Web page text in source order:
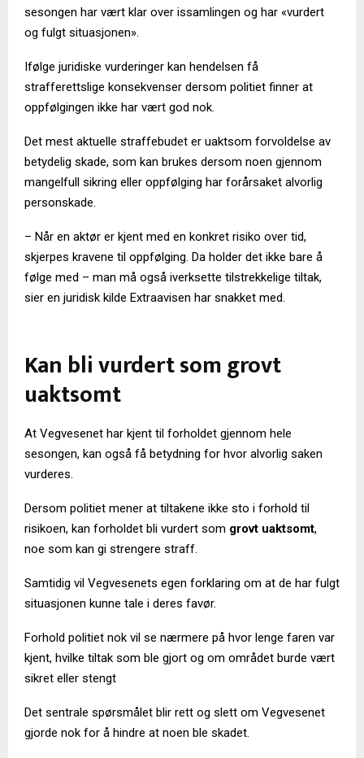
sesongen har vært klar over issamlingen og har «vurdert
og fulgt situasjonen».
Ifølge juridiske vurderinger kan hendelsen få
strafferettslige konsekvenser dersom politiet finner at
oppfølgingen ikke har vært god nok.
Det mest aktuelle straffebudet er uaktsom forvoldelse av
betydelig skade, som kan brukes dersom noen gjennom
mangelfull sikring eller oppfølging har forårsaket alvorlig
personskade.
– Når en aktør er kjent med en konkret risiko over tid,
skjerpes kravene til oppfølging. Da holder det ikke bare å
følge med – man må også iverksette tilstrekkelige tiltak,
sier en juridisk kilde Extraavisen har snakket med.
Kan bli vurdert som grovt
uaktsomt
At Vegvesenet har kjent til forholdet gjennom hele
sesongen, kan også få betydning for hvor alvorlig saken
vurderes.
Dersom politiet mener at tiltakene ikke sto i forhold til
risikoen, kan forholdet bli vurdert som grovt uaktsomt,
noe som kan gi strengere straff.
Samtidig vil Vegvesenets egen forklaring om at de har fulgt
situasjonen kunne tale i deres favør.
Forhold politiet nok vil se nærmere på hvor lenge faren var
kjent, hvilke tiltak som ble gjort og om området burde vært
sikret eller stengt
Det sentrale spørsmålet blir rett og slett om Vegvesenet
gjorde nok for å hindre at noen ble skadet.